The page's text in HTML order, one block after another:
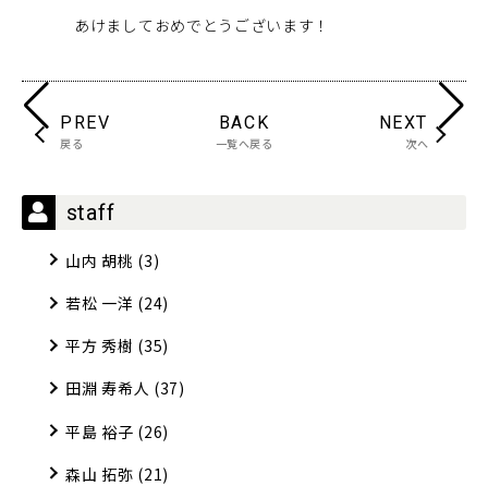
あけましておめでとうございます！
PREV
戻る
BACK
一覧へ戻る
NEXT
次へ
staff
山内 胡桃 (3)
若松 一洋 (24)
平方 秀樹 (35)
田淵 寿希人 (37)
平島 裕子 (26)
森山 拓弥 (21)